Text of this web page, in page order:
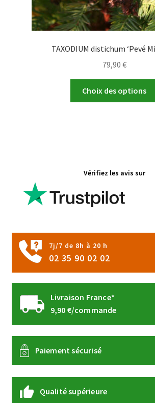
TAXODIUM distichum ‘Pevé
79,90 €
Choix des options
Vérifiez les avis sur
7j/7 de 8h à 20 h
02 35 90 02 02
Livraison France*
9,90 €/commande
Paiement sécurisé
Qualité supérieure